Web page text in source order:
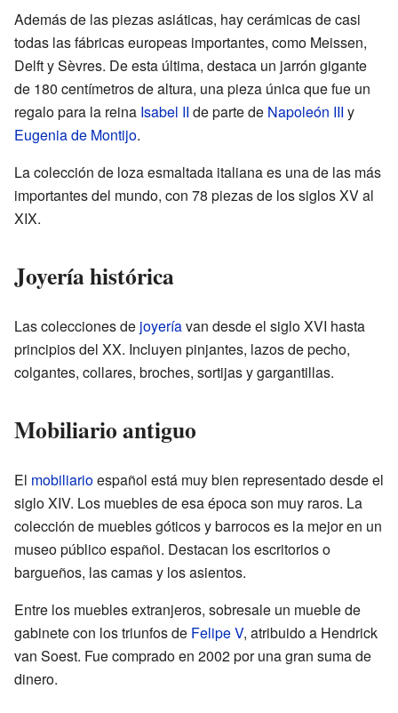
Además de las piezas asiáticas, hay cerámicas de casi
todas las fábricas europeas importantes, como Meissen,
Delft y Sèvres. De esta última, destaca un jarrón gigante
de 180 centímetros de altura, una pieza única que fue un
regalo para la reina Isabel II de parte de Napoleón III y
Eugenia de Montijo.
La colección de loza esmaltada italiana es una de las más
importantes del mundo, con 78 piezas de los siglos XV al
XIX.
Joyería histórica
Las colecciones de joyeríavan desde el siglo XVI hasta
principios del XX. Incluyen pinjantes, lazos de pecho,
colgantes, collares, broches, sortijas y gargantillas.
Mobiliario antiguo
El mobiliarioespañol está muy bien representado desde el
siglo XIV. Los muebles de esa época son muy raros. La
colección de muebles góticos y barrocos es la mejor en un
museo público español. Destacan los escritorios o
bargueños, las camas y los asientos.
Entre los muebles extranjeros, sobresale un mueble de
gabinete con los triunfos de Felipe V, atribuido a Hendrick
van Soest. Fue comprado en 2002 por una gran suma de
dinero.